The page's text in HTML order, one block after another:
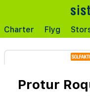
Charter Flyg
Protur